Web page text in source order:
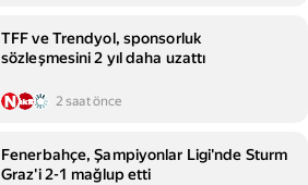
TFF ve Trendyol, sponsorluk
sözleşmesini 2 yıl daha uzattı
2 saat önce
Fenerbahçe, Şampiyonlar Ligi'nde Sturm
Graz'i 2-1 mağlup etti